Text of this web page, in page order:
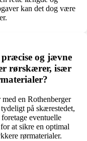
kan det dog være
og jævne
rørskærer, især
en Rothenberger
på skærestedet,
eventuelle
at sikre en optimal
rørmaterialer.